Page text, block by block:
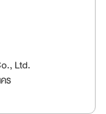
Ltd.
ร